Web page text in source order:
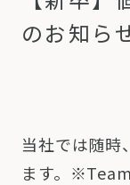
のお知ら
当社では随時
ます。